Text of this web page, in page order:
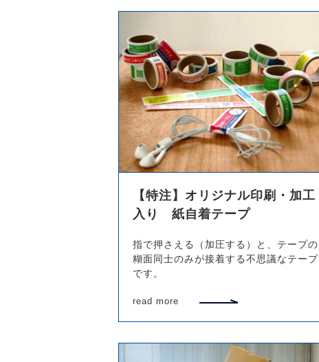
【特注】オリジナル印刷・加工
入り 紙自着テープ
指で押さえる（加圧する）と、テープの
糊面同士のみが接着する不思議なテープ
です。
read more